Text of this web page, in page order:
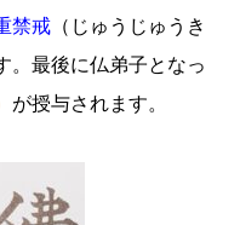
禁戒 （じゅうじゅうき
。最後に仏弟子となっ
が授与されます。